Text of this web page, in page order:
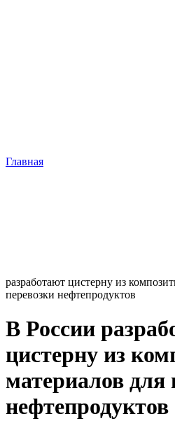
Главная
разработают цистерну из
перевозки нефтепродуктов
В России
цистерну из
материалов для
нефтепродуктов